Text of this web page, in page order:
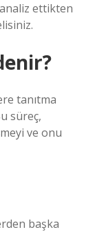
ettikten
tanıtma
süreç,
ve onu
başka